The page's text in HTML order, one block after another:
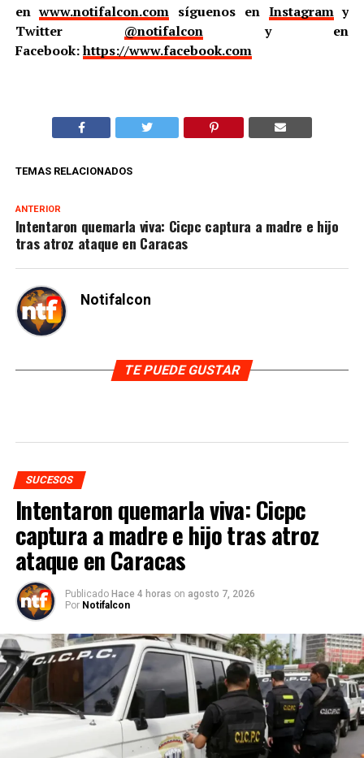
enwww.notifalcon.com síguenos en Instagramy
Twitter @notifalcony en
Facebook:https://www.facebook.com
TEMAS RELACIONADOS
ANTERIOR
Intentaron quemarla viva: Cicpc captura a madre e hijo
tras atroz ataque en Caracas
Notifalcon
TE PUEDE GUSTAR
SUCESOS
Intentaron quemarla viva: Cicpc
captura a madre e hijo tras atroz
ataque en Caracas
Publicado Hace 4 horas on agosto 7, 2026
Por Notifalcon